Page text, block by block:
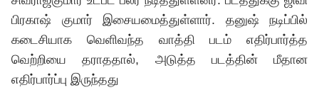
பிரகாஷ் குமார் இசையமைத்துள்ளார். தனுஷ் நடிப்பில்
கடைசியாக வெளிவந்த வாத்தி படம் எதிர்பார்த்த
வெற்றியை தராததால், அடுத்த படத்தின் மீதான
எதிர்பார்ப்பு இருந்தது